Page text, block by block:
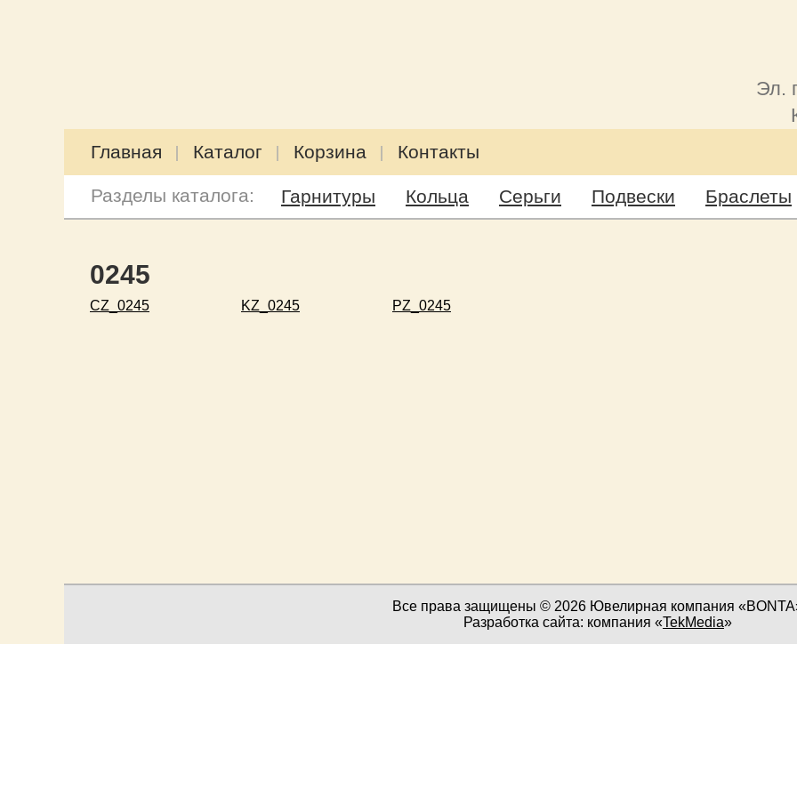
Эл.
Главная Каталог Корзина Контакты
Разделы каталога: Гарнитуры Кольца Серьги Подвески Браслеты
0245
CZ_0245 KZ_0245 PZ_0245
Все права защищены © 2026 Ювелирная компания
Разработка сайта: компания «TekMedia»